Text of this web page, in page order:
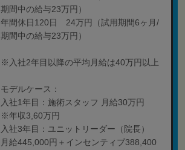
期間中の給与23万円）
年間休日120日 24万円（試用期間6ヶ月/
期間中の給与23万円）
※入社2年目以降の平均月給は40万円以上
モデルケース：
入社1年目：施術スタッフ 月給30万円
※年収3,60万円
入社3年目：ユニットリーダー（院長）
月給445,000円＋インセンティブ388,400